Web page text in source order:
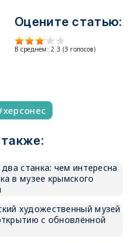
Оцените статью:
В среднем: 2.3 (3 голосов)
херсонес
станка: чем интересна
в музее крымского
художественный музей
с обновлённой